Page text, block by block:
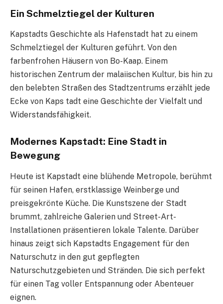
Ein Schmelztiegel der Kulturen
Kapstadts Geschichte als Hafenstadt hat zu einem
Schmelztiegel der Kulturen geführt. Von den
farbenfrohen Häusern von Bo-Kaap. Einem
historischen Zentrum der malaiischen Kultur, bis hin zu
den belebten Straßen des Stadtzentrums erzählt jede
Ecke von Kaps tadt eine Geschichte der Vielfalt und
Widerstandsfähigkeit.
Modernes Kapstadt: Eine Stadt in
Bewegung
Heute ist Kapstadt eine blühende Metropole, berühmt
für seinen Hafen, erstklassige Weinberge und
preisgekrönte Küche. Die Kunstszene der Stadt
brummt, zahlreiche Galerien und Street-Art-
Installationen präsentieren lokale Talente. Darüber
hinaus zeigt sich Kapstadts Engagement für den
Naturschutz in den gut gepflegten
Naturschutzgebieten und Stränden. Die sich perfekt
für einen Tag voller Entspannung oder Abenteuer
eignen.